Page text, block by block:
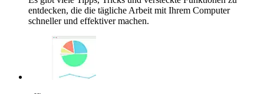
entdecken, die die tägliche Arbeit mit Ihrem Computer
schneller und effektiver machen.